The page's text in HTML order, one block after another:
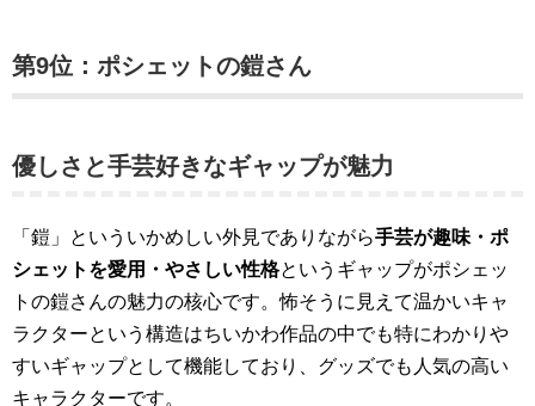
第9位：ポシェットの鎧さん
優しさと手芸好きなギャップが魅力
「鎧」といういかめしい外見でありながら手芸が趣味・ポ
シェットを愛用・やさしい性格というギャップがポシェッ
トの鎧さんの魅力の核心です。怖そうに見えて温かいキャ
ラクターという構造はちいかわ作品の中でも特にわかりや
すいギャップとして機能しており、グッズでも人気の高い
キャラクターです。